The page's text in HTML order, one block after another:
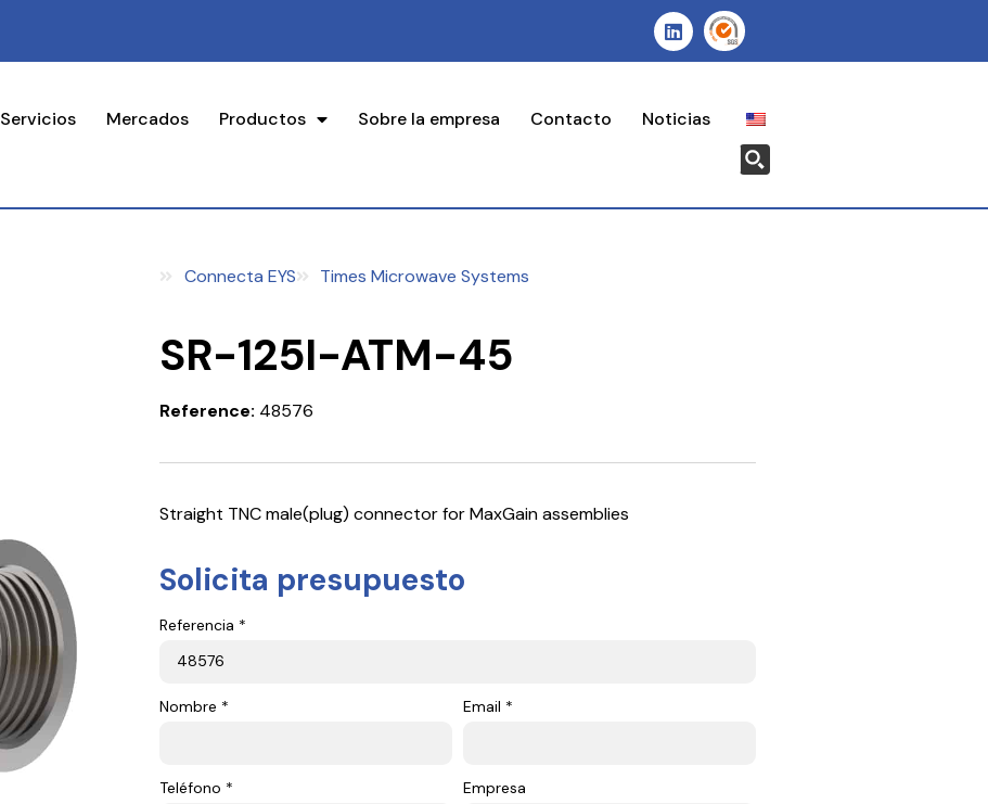
Servicios Mercados Productos Sobre la empresa Contacto Noticias
Connecta EYS Times Microwave Systems
SR-125I-ATM-45
Reference: 48576
Straight TNC male(plug) connector for MaxGain assemblies
Solicita presupuesto
Referencia *
Nombre * Email *
Teléfono * Empresa